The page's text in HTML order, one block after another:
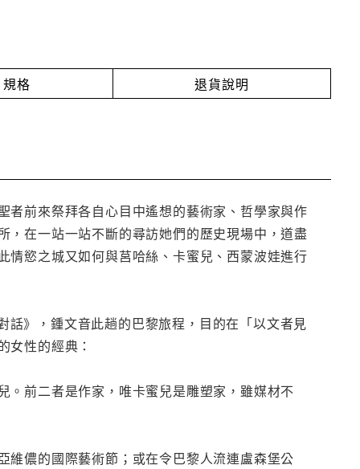
規格 退貨說明
者前來祭拜各自心目中遙想的藝術家、哲學家與作
，在一站一站不斷的尋訪她們的歷史現場中，道盡
慾之城又如何與莒哈絲、卡蜜兒、西蒙波娃進行
》，鍾文音此趟的巴黎旅程，目的在「以文者見
女性的經典：
前二者是作家，唯卡蜜兒是雕塑家，雖媒材不
維儂的國際藝術節；或在令巴黎人流連盧森堡公